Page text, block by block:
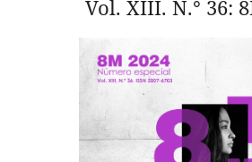
Vol. XIII. N.° 36: